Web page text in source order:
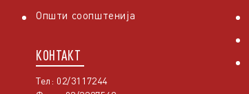
Општи соопштенија
КОНТАКТ
Тел: 02/3117244